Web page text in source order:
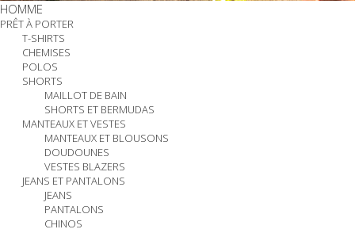
HOMME
PRÊT À PORTER
T-SHIRTS
CHEMISES
POLOS
SHORTS
MAILLOT DE BAIN
SHORTS ET BERMUDAS
MANTEAUX ET VESTES
MANTEAUX ET BLOUSONS
DOUDOUNES
VESTES BLAZERS
JEANS ET PANTALONS
JEANS
PANTALONS
CHINOS